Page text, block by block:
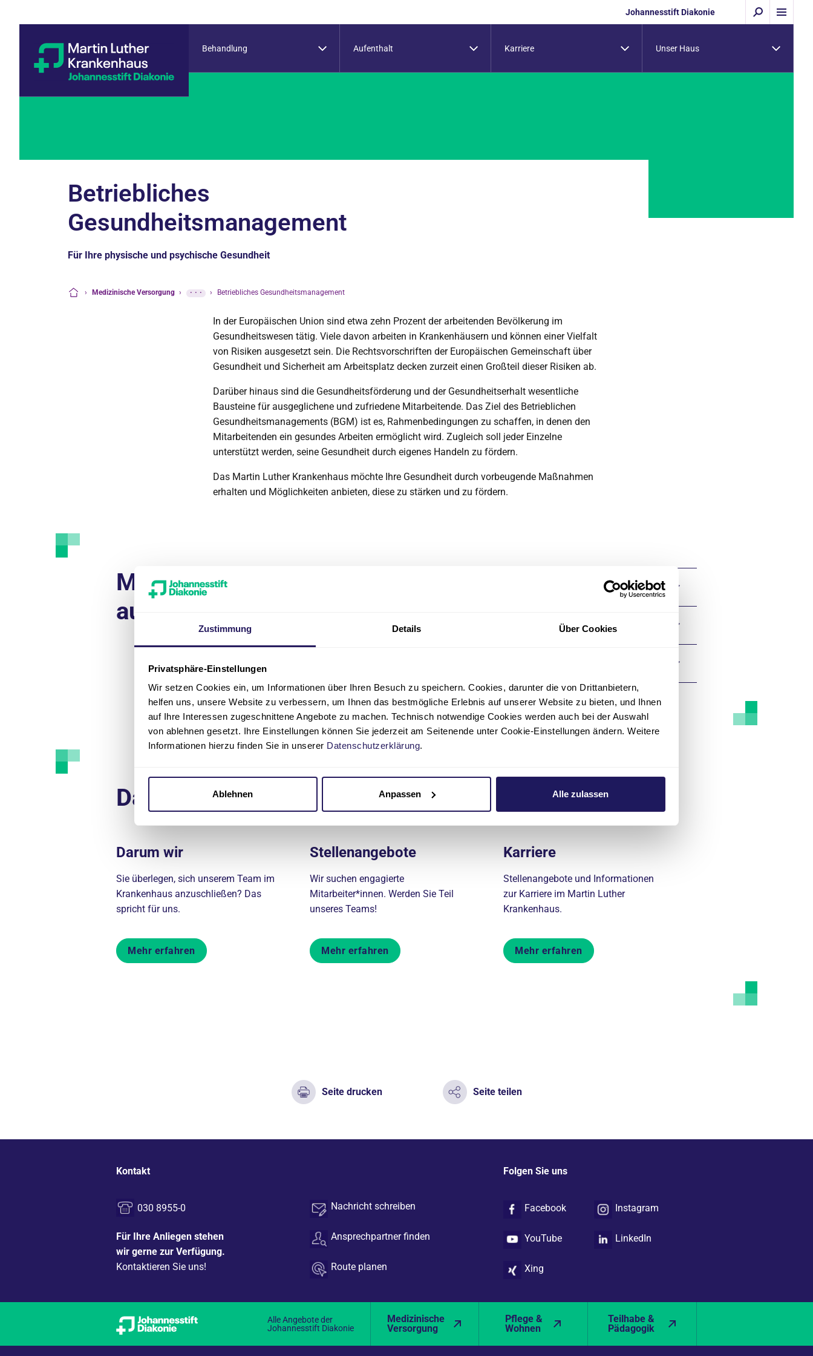
Zustimmung Details Über Cookies
Privatsphäre-Einstellungen
Wir setzen Cookies ein, um Informationen über Ihren Besuch zu speichern. Cookies, darunter die von Drittanbietern,
helfen uns, unsere Website zu verbessern, um Ihnen das bestmögliche Erlebnis auf unserer Website zu bieten, und Ihnen
auf Ihre Interessen zugeschnittene Angebote zu machen. Technisch notwendige Cookies werden auch bei der Auswahl
von ablehnen gesetzt. Ihre Einstellungen können Sie jederzeit am Seitenende unter Cookie-Einstellungen ändern. Weitere
Informationen hierzu finden Sie in unserer Datenschutzerklärung.
Ablehnen Anpassen Alle zulassen
Johannesstift Diakonie
Behandlung Aufenthalt Karriere Unser Haus
Betriebliches
Gesundheitsmanagement
Für Ihre physische und psychische Gesundheit
› Medizinische Versorgung › ··· › Betriebliches Gesundheitsmanagement
In der Europäischen Union sind etwa zehn Prozent der arbeitenden Bevölkerung im
Gesundheitswesen tätig. Viele davon arbeiten in Krankenhäusern und können einer Vielfalt
von Risiken ausgesetzt sein. Die Rechtsvorschriften der Europäischen Gemeinschaft über
Gesundheit und Sicherheit am Arbeitsplatz decken zurzeit einen Großteil dieser Risiken ab.
Darüber hinaus sind die Gesundheitsförderung und der Gesundheitserhalt wesentliche
Bausteine für ausgeglichene und zufriedene Mitarbeitende. Das Ziel des Betrieblichen
Gesundheitsmanagements (BGM) ist es, Rahmenbedingungen zu schaffen, in denen den
Mitarbeitenden ein gesundes Arbeiten ermöglicht wird. Zugleich soll jeder Einzelne
unterstützt werden, seine Gesundheit durch eigenes Handeln zu fördern.
Das Martin Luther Krankenhaus möchte Ihre Gesundheit durch vorbeugende Maßnahmen
erhalten und Möglichkeiten anbieten, diese zu stärken und zu fördern.
Maßnahmen
auf einen Blick
Sport, Ernährung und Weiterbildung
Das könnte Sie auch interessieren
Darum wir
Sie überlegen, sich unserem Team im
Krankenhaus anzuschließen? Das
spricht für uns.
Mehr erfahren
Stellenangebote
Wir suchen engagierte
Mitarbeiter*innen. Werden Sie Teil
unseres Teams!
Mehr erfahren
Karriere
Stellenangebote und Informationen
zur Karriere im Martin Luther
Krankenhaus.
Mehr erfahren
Seite drucken Seite teilen
Kontakt
030 8955-0
Für Ihre Anliegen stehen
wir gerne zur Verfügung.
Kontaktieren Sie uns!
Nachricht schreiben
Ansprechpartner finden
Route planen
Folgen Sie uns
Facebook Instagram
YouTube LinkedIn
Xing
Alle Angebote der
Johannesstift Diakonie
Medizinische
Versorgung
Pflege &
Wohnen
Teilhabe &
Pädagogik